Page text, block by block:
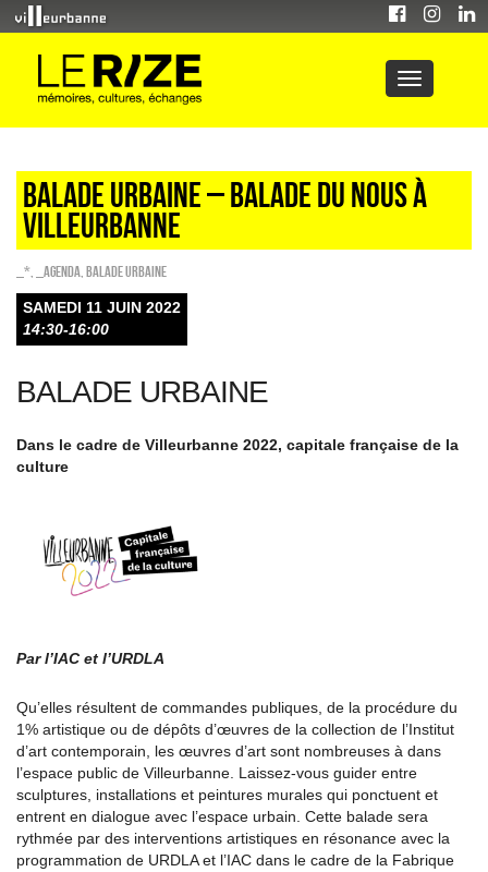
Balade urbaine – Balade du nous à
Villeurbanne
_* _Agenda Balade urbaine
SAMEDI 11 JUIN 2022
14:30-16:00
BALADE URBAINE
Dans le cadre de Villeurbanne 2022, capitale française de la
culture
Par l’IAC et l’URDLA
Qu’elles résultent de commandes publiques, de la procédure du
1% artistique ou de dépôts d’œuvres de la collection de l’Institut
d’art contemporain, les œuvres d’art sont nombreuses à dans
l’espace public de Villeurbanne. Laissez-vous guider entre
sculptures, installations et peintures murales qui ponctuent et
entrent en dialogue avec l’espace urbain. Cette balade sera
rythmée par des interventions artistiques en résonance avec la
programmation de URDLA et l’IAC dans le cadre de la Fabrique